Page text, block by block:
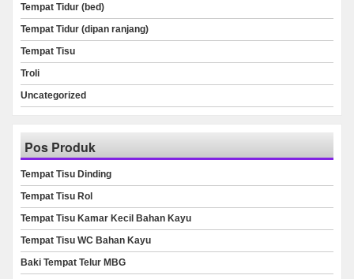
Tempat Tidur (bed)
Tempat Tidur (dipan ranjang)
Tempat Tisu
Troli
Uncategorized
Pos Produk
Tempat Tisu Dinding
Tempat Tisu Rol
Tempat Tisu Kamar Kecil Bahan Kayu
Tempat Tisu WC Bahan Kayu
Baki Tempat Telur MBG